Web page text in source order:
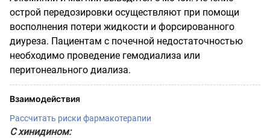
острой передозировки осуществляют при помощи
восполнения потери жидкости и форсированного
диуреза. Пациентам с почечной недостаточностью
необходимо проведение гемодиализа или
перитонеального диализа.
Взаимодействия
Рассчитать риски фармакотерапии
С хинидином: